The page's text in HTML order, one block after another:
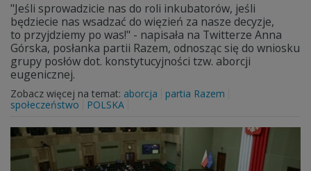
"Jeśli sprowadzicie nas do roli inkubatorów, jeśli
będziecie nas wsadzać do więzień za nasze decyzje,
to przyjdziemy po was!" - napisała na Twitterze Anna
Górska, posłanka partii Razem, odnosząc się do wniosku
grupy posłów dot. konstytucyjności tzw. aborcji
eugenicznej.
Zobacz więcej na temat: aborcja
partia Razem
społeczeństwo
POLSKA